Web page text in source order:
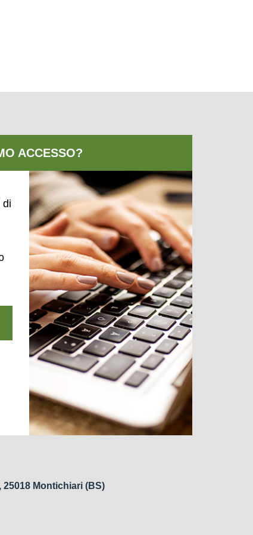
di
25018 Montichiari (BS)